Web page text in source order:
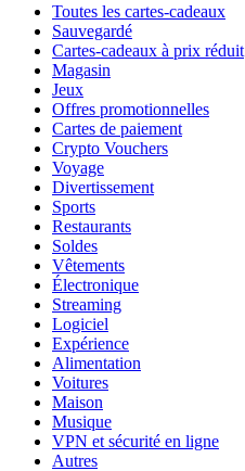
Toutes les cartes-cadeaux
Sauvegardé
Cartes-cadeaux à prix réduit
Magasin
Jeux
Offres promotionnelles
Cartes de paiement
Crypto Vouchers
Voyage
Divertissement
Sports
Restaurants
Soldes
Vêtements
Électronique
Streaming
Logiciel
Expérience
Alimentation
Voitures
Maison
Musique
VPN et sécurité en ligne
Autres